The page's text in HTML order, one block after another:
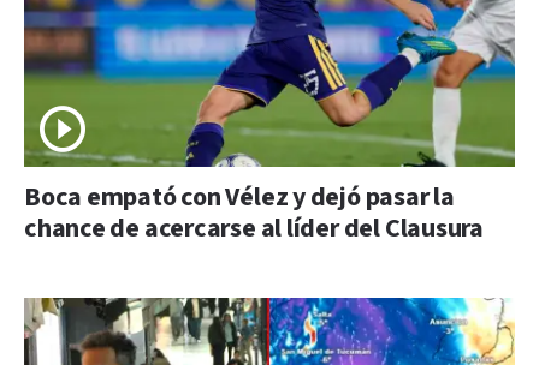
Boca empató con Vélez y dejó pasar la
chance de acercarse al líder del Clausura